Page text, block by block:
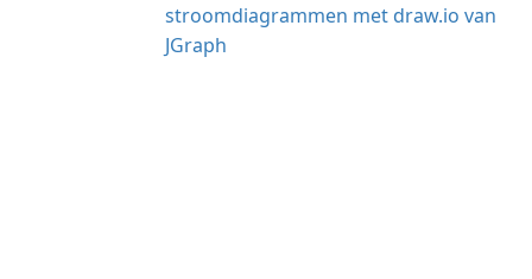
stroomdiagrammen met draw.io van
JGraph